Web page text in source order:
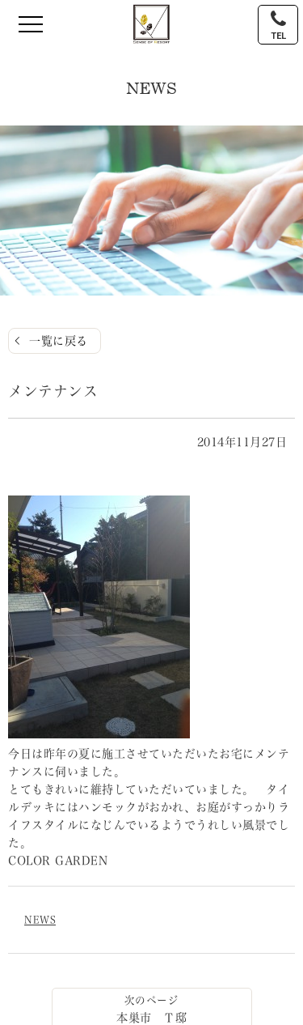
TEL
NEWS
一覧に戻る
メンテナンス
2014年11月27日
今日は昨年の夏に施工させていただいたお宅にメンテ
ナンスに伺いました。
とてもきれいに維持していただいていました。 タイ
ルデッキにはハンモックがおかれ、お庭がすっかりラ
イフスタイルになじんでいるようでうれしい風景でし
た。
COLOR GARDEN
NEWS
本巣市 Ｔ邸